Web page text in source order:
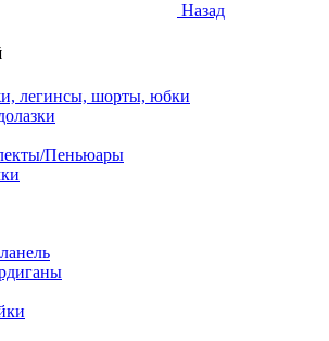
Назад
легинсы, шорты, юбки
Пеньюары